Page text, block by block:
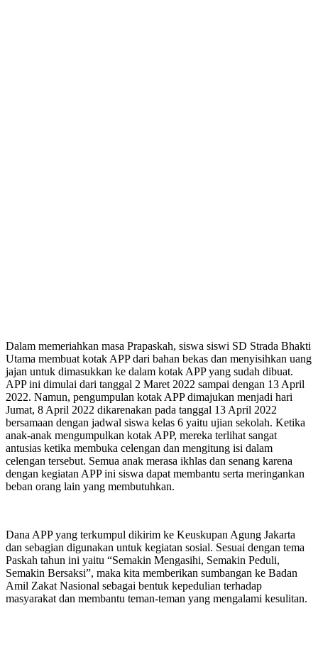
Dalam memeriahkan masa Prapaskah, siswa siswi SD Strada Bhakti
Utama membuat kotak APP dari bahan bekas dan menyisihkan uang
jajan untuk dimasukkan ke dalam kotak APP yang sudah dibuat.
APP ini dimulai dari tanggal 2 Maret 2022 sampai dengan 13 April
2022. Namun, pengumpulan kotak APP dimajukan menjadi hari
Jumat, 8 April 2022 dikarenakan pada tanggal 13 April 2022
bersamaan dengan jadwal siswa kelas 6 yaitu ujian sekolah. Ketika
anak-anak mengumpulkan kotak APP, mereka terlihat sangat
antusias ketika membuka celengan dan mengitung isi dalam
celengan tersebut. Semua anak merasa ikhlas dan senang karena
dengan kegiatan APP ini siswa dapat membantu serta meringankan
beban orang lain yang membutuhkan.
Dana APP yang terkumpul dikirim ke Keuskupan Agung Jakarta
dan sebagian digunakan untuk kegiatan sosial. Sesuai dengan tema
Paskah tahun ini yaitu “Semakin Mengasihi, Semakin Peduli,
Semakin Bersaksi”, maka kita memberikan sumbangan ke Badan
Amil Zakat Nasional sebagai bentuk kepedulian terhadap
masyarakat dan membantu teman-teman yang mengalami kesulitan.